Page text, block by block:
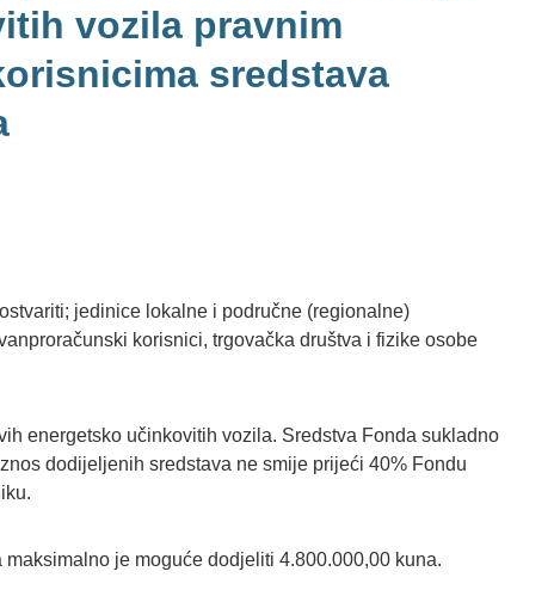
vozila pravnim
sredstava
jedinice lokalne i područne (regionalne)
korisnici, trgovačka društva i fizike osobe
energetsko učinkovitih vozila. Sredstva Fonda sukladno
dodijeljenih sredstava ne smije prijeći 40% Fondu
je moguće dodjeliti 4.800.000,00 kuna.